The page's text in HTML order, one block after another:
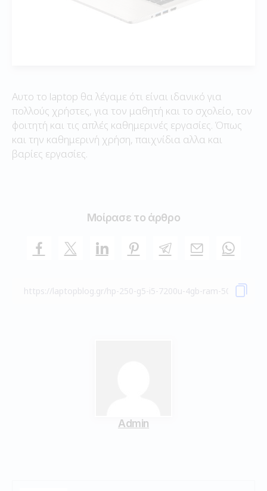
Αυτο το laptop θα λέγαμε ότι είναι ιδανικό για
πολλούς χρήστες, για τον μαθητή και το σχολείο, τον
φοιτητή και τις απλές καθημερινές εργασίες. Όπως
και την καθημερινή χρήση, παιχνίδια αλλα και
βαρίες εργασίες.
Μοίρασε το άρθρο
Admin